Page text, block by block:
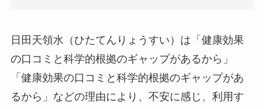
ユリカコーポレーシ
ョンは怪しい？口コ
ミ・評価が正直ヤバ
日田天領水（ひたてんりょうすい）は「健康効果
の口コミと科学的根拠のギャップがあるから」
「健康効果の口コミと科学的根拠のギャップがあ
るから」などの理由により、不安に感じ、利用す